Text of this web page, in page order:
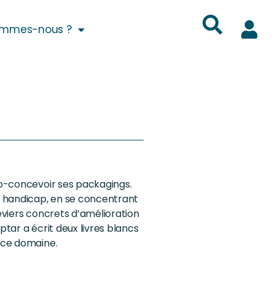
nous ?
concevoir ses packagings.
en se concentrant
concrets d’amélioration
a écrit deux livres blancs
domaine.